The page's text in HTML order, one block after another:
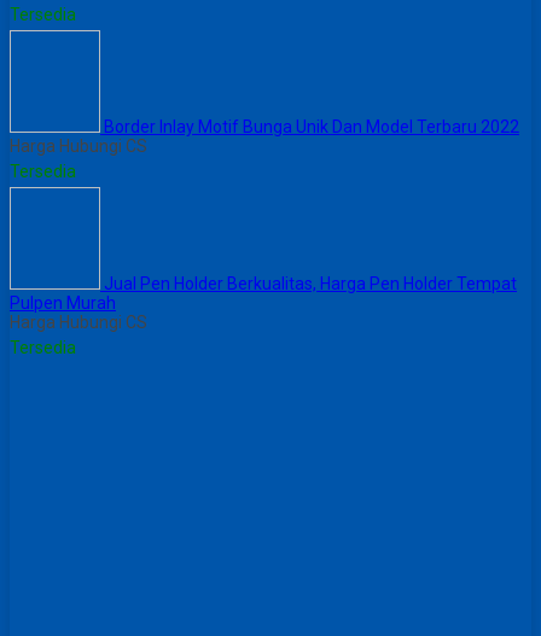
Tersedia
Border Inlay Motif Bunga Unik Dan Model Terbaru 2022
Harga Hubungi CS
Tersedia
Jual Pen Holder Berkualitas, Harga Pen Holder Tempat
Pulpen Murah
Harga Hubungi CS
Tersedia